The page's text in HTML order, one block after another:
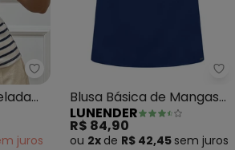
Doce Tom - Blusa Regata
juros
Blusa Básica de Mangas
Curtas em Viscose (Azul)
LUNENDER
R$ 84,90
ou 2x de R$ 42,45 sem juros